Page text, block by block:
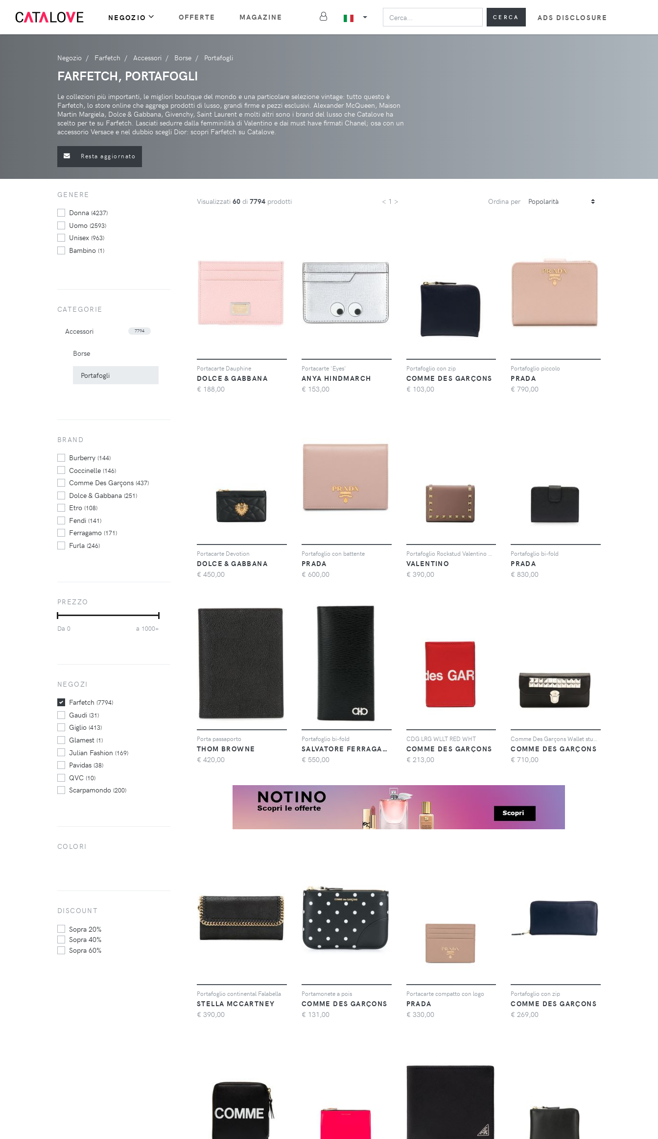
NEGOZIO OFFERTE MAGAZINE CERCA ADS DISCLOSURE
Negozio Farfetch Accessori Borse Portafogli
FARFETCH, PORTAFOGLI
Le collezioni più importanti, le migliori boutique del mondo e una particolare selezione vintage: tutto questo è
Farfetch, lo store online che aggrega prodotti di lusso, grandi firme e pezzi esclusivi. Alexander McQueen, Maison
Martin Margiela, Dolce & Gabbana, Givenchy, Saint Laurent e molti altri sono i brand del lusso che Catalove ha
scelto per te su Farfetch. Lasciati sedurre dalla femminilità di Valentino e dai must have firmati Chanel; osa con un
accessorio Versace e nel dubbio scegli Dior: scopri Farfetch su Catalove.
Resta aggiornato
Visualizzati 60 di 7794 prodotti < 1 > Ordina per
Portacarte Dauphine
DOLCE & GABBANA
€ 188,00
Portacarte 'Eyes'
ANYA HINDMARCH
€ 153,00
Portafoglio con zip
COMME DES GARÇONS
€ 103,00
Portafoglio piccolo
PRADA
€ 790,00
Portacarte Devotion
DOLCE & GABBANA
€ 450,00
Portafoglio con battente
PRADA
€ 600,00
VALENTINO
€ 390,00
Portafoglio bi-fold
PRADA
€ 830,00
Porta passaporto
THOM BROWNE
€ 420,00
Portafoglio bi-fold
SALVATORE FERRAGAMO
€ 550,00
CDG LRG WLLT RED WHT
COMME DES GARÇONS
€ 213,00
COMME DES GARÇONS
€ 710,00
Portafoglio continental Falabella
STELLA MCCARTNEY
€ 390,00
Portamonete a pois
COMME DES GARÇONS
€ 131,00
Portacarte compatto con logo
PRADA
€ 330,00
Portafoglio con zip
COMME DES GARÇONS
€ 269,00
GENERE
Donna (4237)
Uomo (2593)
Unisex (963)
Bambino (1)
CATEGORIE
Accessori 7794
Borse
Portafogli
BRAND
Burberry (144)
Coccinelle (146)
Comme Des Garçons (437)
Dolce & Gabbana (251)
Etro (108)
Fendi (141)
Ferragamo (171)
Furla (246)
Piquadro
Tom Ford
PREZZO
Da 0 a 1000+
NEGOZI
Farfetch (7794)
Gaudi (31)
Giglio (413)
Glamest (1)
Julian Fashion (169)
Pavidas (38)
QVC (10)
Scarpamondo (200)
COLORI
DISCOUNT
Sopra 20%
Sopra 40%
Sopra 60%